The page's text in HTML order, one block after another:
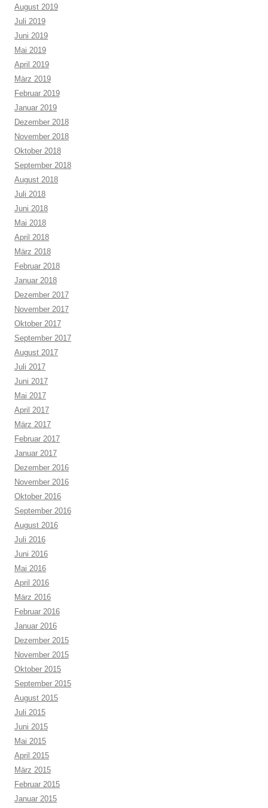
August 2019
Juli 2019
Juni 2019
Mai 2019
April 2019
März 2019
Februar 2019
Januar 2019
Dezember 2018
November 2018
Oktober 2018
September 2018
August 2018
Juli 2018
Juni 2018
Mai 2018
April 2018
März 2018
Februar 2018
Januar 2018
Dezember 2017
November 2017
Oktober 2017
September 2017
August 2017
Juli 2017
Juni 2017
Mai 2017
April 2017
März 2017
Februar 2017
Januar 2017
Dezember 2016
November 2016
Oktober 2016
September 2016
August 2016
Juli 2016
Juni 2016
Mai 2016
April 2016
März 2016
Februar 2016
Januar 2016
Dezember 2015
November 2015
Oktober 2015
September 2015
August 2015
Juli 2015
Juni 2015
Mai 2015
April 2015
März 2015
Februar 2015
Januar 2015